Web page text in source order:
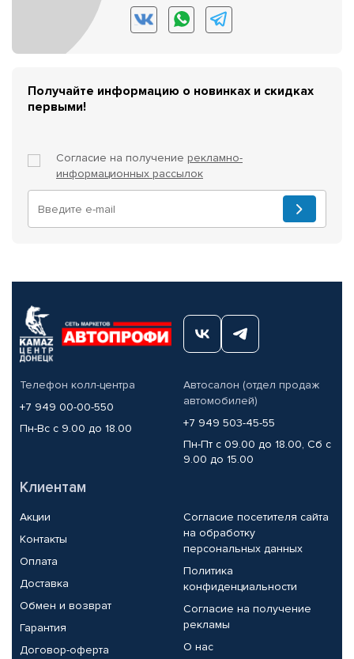
Получайте информацию о новинках и скидках
первыми!
Согласие на получение рекламно-
информационных рассылок
Телефон колл-центра
+7 949 00-00-550
Пн-Вс с 9.00 до 18.00
Автосалон (отдел продаж
автомобилей)
+7 949 503-45-55
Пн-Пт с 09.00 до 18.00, Сб с
9.00 до 15.00
Клиентам
Акции
Контакты
Оплата
Доставка
Обмен и возврат
Гарантия
Договор-оферта
Согласие посетителя сайта
на обработку
персональных данных
Политика
конфиденциальности
Согласие на получение
рекламы
О нас